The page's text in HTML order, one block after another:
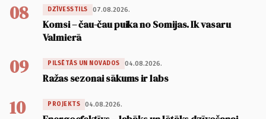
08 DZĪVESSTILS 07.08.2026.
Komsi – čau-čau puika no Somijas. Ik vasaru
Valmierā
09 PILSĒTĀS UN NOVADOS 04.08.2026.
Ražas sezonai sākums ir labs
10 PROJEKTS 04.08.2026.